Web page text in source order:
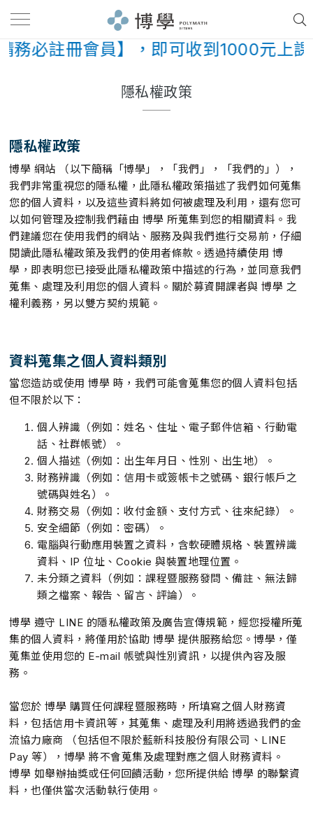
務必註冊會員】，即可收到1000元上課
隱私權政策
隱私權政策
博學 網站 （以下簡稱「博學」，「我們」，「我們的」），
我們非常重視您的隱私權，此隱私權政策描述了我們如何蒐集
您的個人資料，以及這些資料將如何被處理及利用，還有您可
以如何管理及控制我們藉由 博學 所蒐集到您的相關資料。我
們建議您在使用我們的網站、服務及與我們進行交易前，仔細
閱讀此隱私權政策及我們的使用者條款。透過持續使用 博
學，即表明您已接受此隱私權政策中描述的行為，並同意我們
蒐集、處理及利用您的個人資料。關於募資開課者與 博學 之
權利義務，另以雙方契約規範。
資料蒐集之個人資料類別
當您造訪或使用 博學 時，我們可能會蒐集您的個人資料包括
但不限於以下：
個人辨識（例如：姓名、住址、電子郵件信箱、行動電
話、社群帳號）。
個人描述（例如：出生年月日、性別、出生地）。
財務辨識（例如：信用卡或簽帳卡之號碼、銀行帳戶之
號碼與姓名）。
財務交易（例如：收付金額、支付方式、往來紀錄）。
安全細節（例如：密碼）。
電腦與行動應用裝置之資料，含軟硬體規格、裝置辨識
資料、IP 位址、Cookie 與裝置地理位置。
未分類之資料（例如：課程暨服務發問、備註、無法歸
類之檔案、報告、留言、評論）。
博學 遵守 LINE 的隱私權政策及廣告宣傳規範，經您授權所蒐
集的個人資料，將僅用於協助 博學 提供服務給您。博學，僅
蒐集並使用您的 E-mail 帳號與性別資訊，以提供內容及服
務。
當您於 博學 購買任何課程暨服務時，所填寫之個人財務資
料，包括信用卡資訊等，其蒐集、處理及利用將透過我們的金
流協力廠商 （包括但不限於藍新科技股份有限公司、LINE
Pay 等），博學 將不會蒐集及處理對應之個人財務資料。
博學 如舉辦抽獎或任何回饋活動，您所提供給 博學 的聯繫資
料，也僅供當次活動執行使用。